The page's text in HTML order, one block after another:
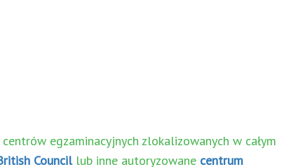
egzaminacyjnych zlokalizowanych w całym
Councillub inne autoryzowane centrum